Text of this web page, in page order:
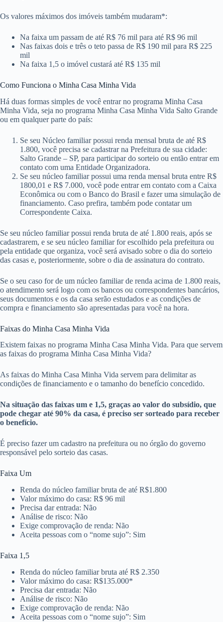
Os valores máximos dos imóveis também mudaram*:
Na faixa um passam de até R$ 76 mil para até R$ 96 mil
Nas faixas dois e três o teto passa de R$ 190 mil para R$ 225
mil
Na faixa 1,5 o imóvel custará até R$ 135 mil
Como Funciona o Minha Casa Minha Vida
Há duas formas simples de você entrar no programa Minha Casa
Minha Vida, seja no programa Minha Casa Minha Vida Salto Grande
ou em qualquer parte do país:
Se seu Núcleo familiar possui renda mensal bruta de até R$
1.800, você precisa se cadastrar na Prefeitura de sua cidade:
Salto Grande – SP, para participar do sorteio ou então entrar em
contato com uma Entidade Organizadora.
Se seu núcleo familiar possui uma renda mensal bruta entre R$
1800,01 e R$ 7.000, você pode entrar em contato com a Caixa
Econômica ou com o Banco do Brasil e fazer uma simulação de
financiamento. Caso prefira, também pode contatar um
Correspondente Caixa.
Se seu núcleo familiar possui renda bruta de até 1.800 reais, após se
cadastrarem, e se seu núcleo familiar for escolhido pela prefeitura ou
pela entidade que organiza, você será avisado sobre o dia do sorteio
das casas e, posteriormente, sobre o dia de assinatura do contrato.
Se o seu caso for de um núcleo familiar de renda acima de 1.800 reais,
o atendimento será logo com os bancos ou correspondentes bancários,
seus documentos e os da casa serão estudados e as condições de
compra e financiamento são apresentadas para você na hora.
Faixas do Minha Casa Minha Vida
Existem faixas no programa Minha Casa Minha Vida. Para que servem
as faixas do programa Minha Casa Minha Vida?
As faixas do Minha Casa Minha Vida servem para delimitar as
condições de financiamento e o tamanho do benefício concedido.
Na situação das faixas um e 1,5, graças ao valor do subsídio, que
pode chegar até 90% da casa, é preciso ser sorteado para receber
o benefício.
É preciso fazer um cadastro na prefeitura ou no órgão do governo
responsável pelo sorteio das casas.
Faixa Um
Renda do núcleo familiar bruta de até R$1.800
Valor máximo do casa: R$ 96 mil
Precisa dar entrada: Não
Análise de risco: Não
Exige comprovação de renda: Não
Aceita pessoas com o “nome sujo”: Sim
Faixa 1,5
Renda do núcleo familiar bruta até R$ 2.350
Valor máximo do casa: R$135.000*
Precisa dar entrada: Não
Análise de risco: Não
Exige comprovação de renda: Não
Aceita pessoas com o “nome sujo”: Sim